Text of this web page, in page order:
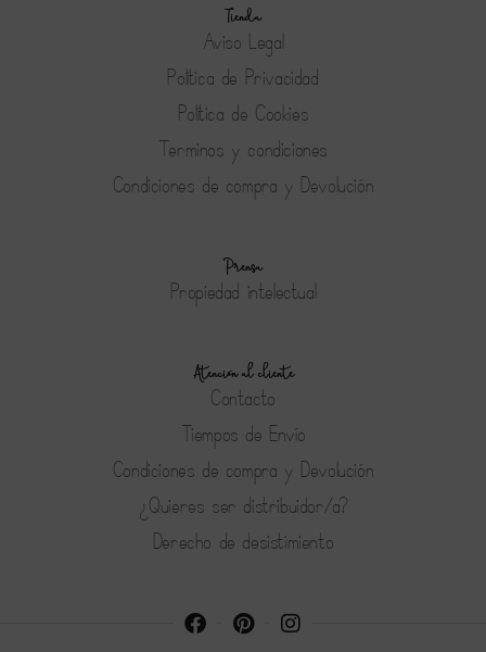
Tienda
Aviso Legal
Política de Privacidad
Política de Cookies
Terminos y condiciones
Condiciones de compra y Devolución
Prensa
Propiedad intelectual
Atención al cliente
Contacto
Tiempos de Envío
Condiciones de compra y Devolución
¿Quieres ser distribuidor/a?
Derecho de desistimiento